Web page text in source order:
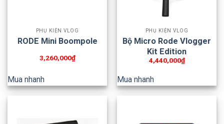
PHỤ KIỆN VLOG
RODE Mini Boompole
3,260,000₫
Mua nhanh
PHỤ KIỆN VLOG
Bộ Micro Rode Vlogger
Kit Edition
4,440,000₫
Mua nhanh